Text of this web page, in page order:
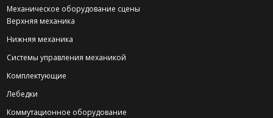
Механическое оборудование сцены
Верхняя механика
Нижняя механика
Системы управления механикой
Комплектующие
Лебедки
Коммутационное оборудование